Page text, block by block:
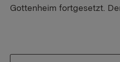
Gottenheim fortgesetzt.